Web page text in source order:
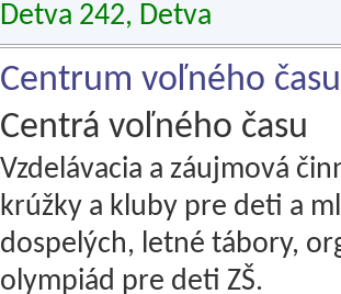
Detva 242, Detva
Centrum voľného
Centrá voľného času
Vzdelávacia a záujmová
krúžky a kluby pre deti a
dospelých, letné tábory,
olympiád pre deti ZŠ.